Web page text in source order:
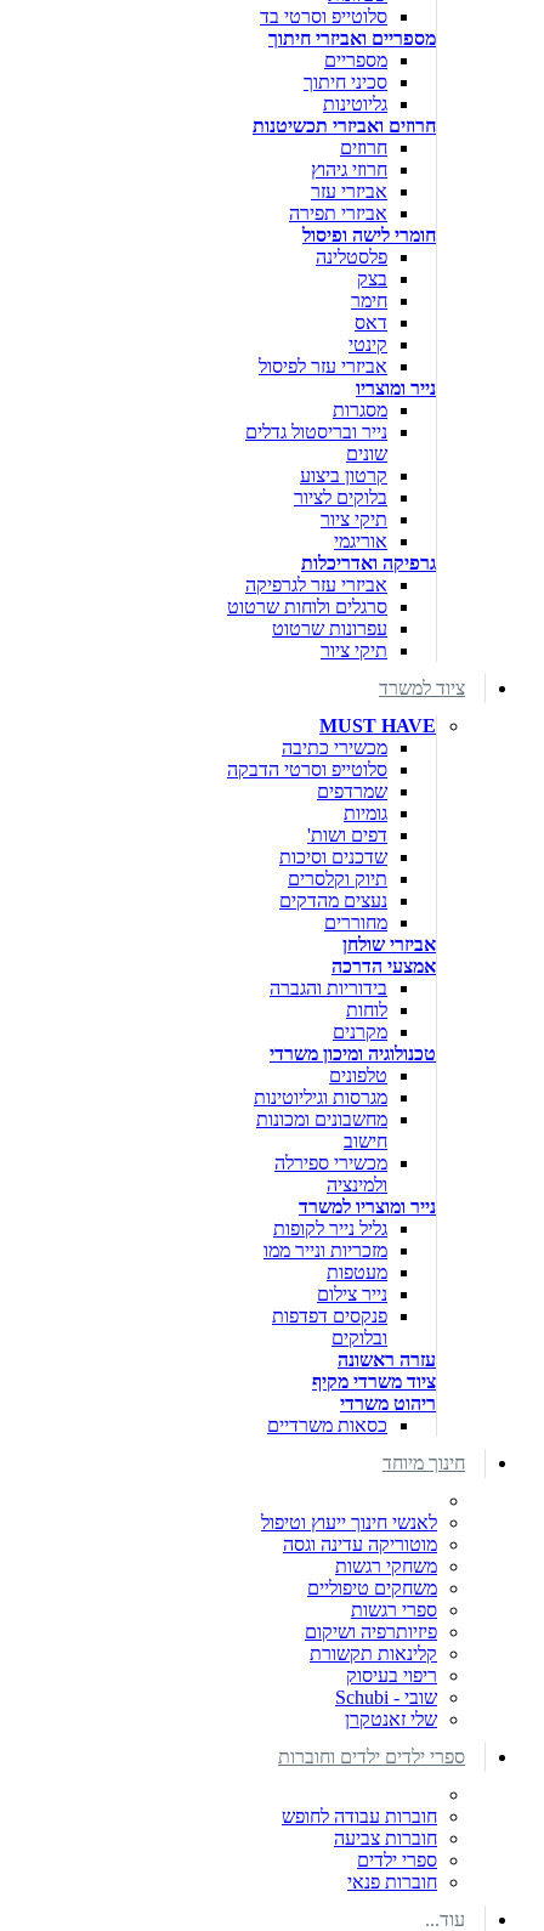
סלוטייפ וסרטי בד
מספריים ואביזרי חיתוך
מספריים
סכיני חיתוך
גליוטינות
חרוזים ואביזרי תכשיטנות
חרוזים
חרוזי גיהוץ
אביזרי עזר
אביזרי תפירה
חומרי לישה ופיסול
פלסטלינה
בצק
חימר
דאס
קינטי
אביזרי עזר לפיסול
נייר ומוצריו
מסגרות
נייר ובריסטול גדלים
שונים
קרטון ביצוע
בלוקים לציור
תיקי ציור
אוריגמי
גרפיקה ואדריכלות
אביזרי עזר לגרפיקה
סרגלים ולוחות שרטוט
עפרונות שרטוט
תיקי ציור
ציוד למשרד
MUST HAVE
מכשירי כתיבה
סלוטייפ וסרטי הדבקה
שמרדפים
גומיות
דפים ושות'
שדכנים וסיכות
תיוק וקלסרים
נעצים מהדקים
מחוררים
אביזרי שולחן
אמצעי הדרכה
בידוריות והגברה
לוחות
מקרנים
טכנולוגיה ומיכון משרדי
טלפונים
מגרסות וגיליוטינות
מחשבונים ומכונות
חישוב
מכשירי ספירלה
ולמינציה
נייר ומוצריו למשרד
גליל נייר לקופות
מזכריות ונייר ממו
מעטפות
נייר צילום
פנקסים דפדפות
ובלוקים
עזרה ראשונה
ציוד משרדי מקיף
ריהוט משרדי
כסאות משרדיים
חינוך מיוחד
לאנשי חינוך ייעוץ וטיפול
מוטוריקה עדינה וגסה
משחקי רגשות
משחקים טיפוליים
ספרי רגשות
פיזיותרפיה ושיקום
קלינאות תקשורת
ריפוי בעיסוק
שובי - Schubi
שלי זאנטקרן
ספרי ילדים ילדים וחוברות
חוברות עבודה לחופש
חוברות צביעה
ספרי ילדים
חוברות פנאי
עוד...